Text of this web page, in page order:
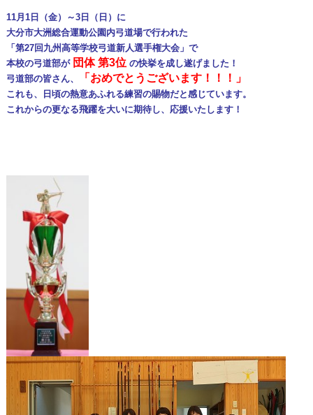
11月1日（金）～3日（日）に
大分市大洲総合運動公園内弓道場で行われた
「第27回九州高等学校弓道新人選手権大会」で
本校の弓道部が 団体 第3位 の快挙を成し遂げました！
弓道部の皆さん、
「おめでとうございます！！！」
これも、日頃の熱意あふれる練習の賜物だと感じています。
これからの更なる飛躍を大いに期待し、応援いたします！